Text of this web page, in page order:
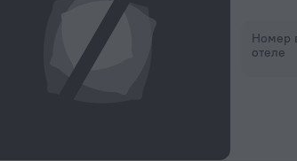
Номер
отеле